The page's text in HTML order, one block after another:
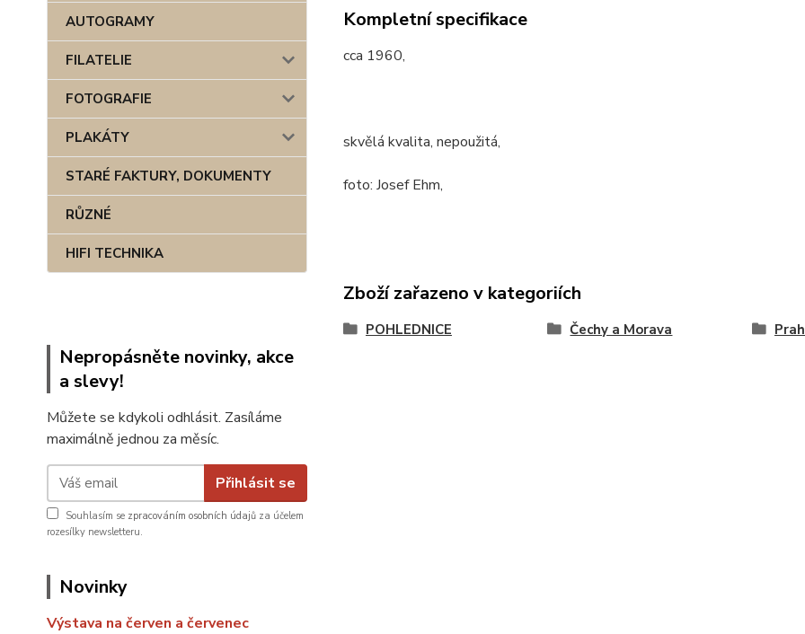
AUTOGRAMY
FILATELIE
FOTOGRAFIE
PLAKÁTY
STARÉ FAKTURY, DOKUMENTY
RŮZNÉ
HIFI TECHNIKA
Nepropásněte novinky, akce
a slevy!
Můžete se kdykoli odhlásit. Zasíláme
maximálně jednou za měsíc.
Přihlásit se
Souhlasím se zpracováním osobních údajů za účelem
rozesílky newsletteru.
Novinky
Výstava na červen a červenec
Kompletní specifikace
cca 1960,
skvělá kvalita, nepoužitá,
foto: Josef Ehm,
Zboží zařazeno v kategoriích
POHLEDNICE Čechy a Morava